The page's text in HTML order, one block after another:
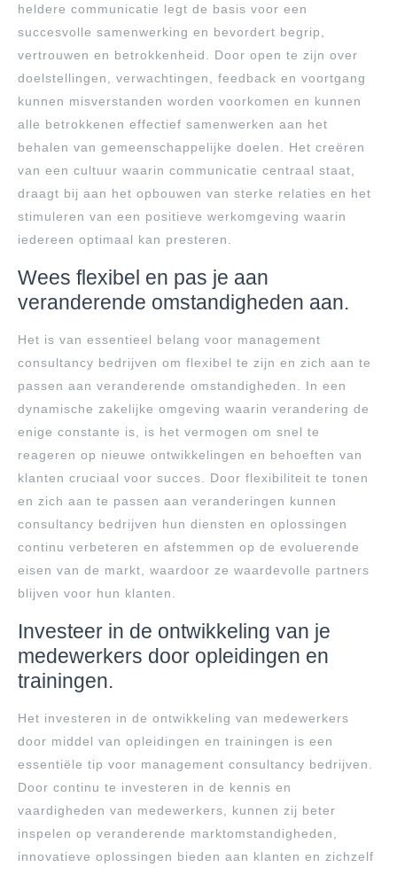
heldere communicatie legt de basis voor een
succesvolle samenwerking en bevordert begrip,
vertrouwen en betrokkenheid. Door open te zijn over
doelstellingen, verwachtingen, feedback en voortgang
kunnen misverstanden worden voorkomen en kunnen
alle betrokkenen effectief samenwerken aan het
behalen van gemeenschappelijke doelen. Het creëren
van een cultuur waarin communicatie centraal staat,
draagt bij aan het opbouwen van sterke relaties en het
stimuleren van een positieve werkomgeving waarin
iedereen optimaal kan presteren.
Wees flexibel en pas je aan
veranderende omstandigheden aan.
Het is van essentieel belang voor management
consultancy bedrijven om flexibel te zijn en zich aan te
passen aan veranderende omstandigheden. In een
dynamische zakelijke omgeving waarin verandering de
enige constante is, is het vermogen om snel te
reageren op nieuwe ontwikkelingen en behoeften van
klanten cruciaal voor succes. Door flexibiliteit te tonen
en zich aan te passen aan veranderingen kunnen
consultancy bedrijven hun diensten en oplossingen
continu verbeteren en afstemmen op de evoluerende
eisen van de markt, waardoor ze waardevolle partners
blijven voor hun klanten.
Investeer in de ontwikkeling van je
medewerkers door opleidingen en
trainingen.
Het investeren in de ontwikkeling van medewerkers
door middel van opleidingen en trainingen is een
essentiële tip voor management consultancy bedrijven.
Door continu te investeren in de kennis en
vaardigheden van medewerkers, kunnen zij beter
inspelen op veranderende marktomstandigheden,
innovatieve oplossingen bieden aan klanten en zichzelf